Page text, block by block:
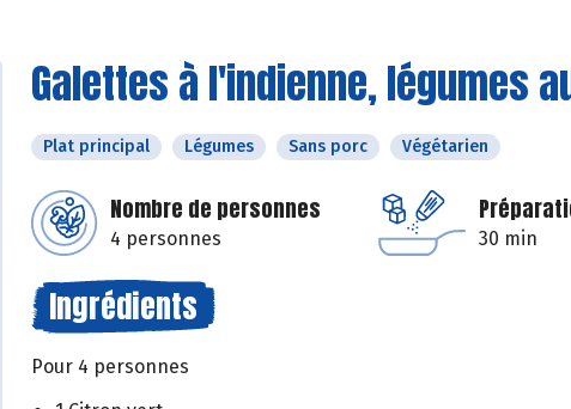
Galettes à l'indienne, légumes
Plat principal Légumes Sans porc Végétarien
Nombre de personnes
4 personnes 30 min
Ingrédients
Pour 4 personnes